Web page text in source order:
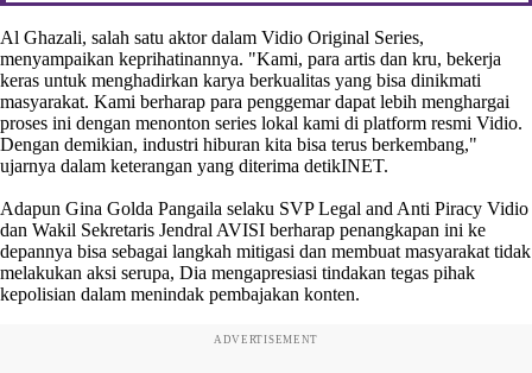
Al Ghazali, salah satu aktor dalam Vidio Original Series,
menyampaikan keprihatinannya. "Kami, para artis dan kru, bekerja
keras untuk menghadirkan karya berkualitas yang bisa dinikmati
masyarakat. Kami berharap para penggemar dapat lebih menghargai
proses ini dengan menonton series lokal kami di platform resmi Vidio.
Dengan demikian, industri hiburan kita bisa terus berkembang,"
ujarnya dalam keterangan yang diterima detikINET.
Adapun Gina Golda Pangaila selaku SVP Legal and Anti Piracy Vidio
dan Wakil Sekretaris Jendral AVISI berharap penangkapan ini ke
depannya bisa sebagai langkah mitigasi dan membuat masyarakat tidak
melakukan aksi serupa, Dia mengapresiasi tindakan tegas pihak
kepolisian dalam menindak pembajakan konten.
ADVERTISEMENT